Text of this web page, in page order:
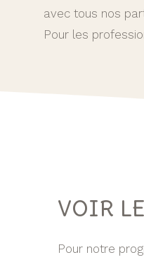
avec tous nos
Pour les
VOIR
Pour notre